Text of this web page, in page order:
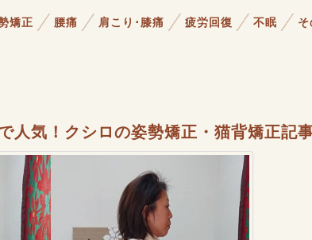
矯正 腰痛 肩こり･膝痛 疲労回復 不眠
人気！クシロの姿勢矯正・猫背矯正記